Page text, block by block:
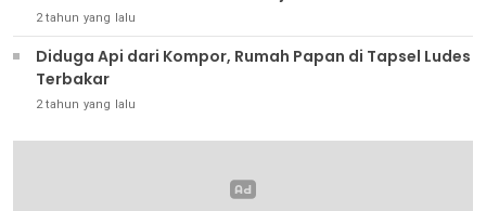
2 tahun yang lalu
Diduga Api dari Kompor, Rumah Papan di Tapsel Ludes
Terbakar
2 tahun yang lalu